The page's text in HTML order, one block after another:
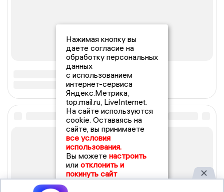
Нажимая кнопку вы
даете согласие на
обработку персональных
данных
с использованием
интернет-сервиса
Яндекс.Метрика,
top.mail.ru, LiveInternet.
На сайте используются
cookie. Оставаясь на
сайте, вы принимаете
все условия
использования.
Вы можете настроить
или отклонить и
покинуть сайт